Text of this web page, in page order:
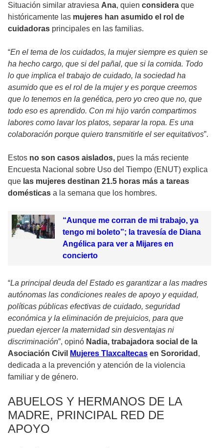
Situación similar atraviesa Ana, quien considera que
históricamente las mujeres han asumido el rol de
cuidadoras principales en las familias.
“En el tema de los cuidados, la mujer siempre es quien se
ha hecho cargo, que si del pañal, que si la comida. Todo
lo que implica el trabajo de cuidado, la sociedad ha
asumido que es el rol de la mujer y es porque creemos
que lo tenemos en la genética, pero yo creo que no, que
todo eso es aprendido. Con mi hijo varón compartimos
labores como lavar los platos, separar la ropa. Es una
colaboración porque quiero transmitirle el ser equitativos”.
Estos no son casos aislados, pues la más reciente
Encuesta Nacional sobre Uso del Tiempo (ENUT) explica
que las mujeres destinan 21.5 horas más a tareas
domésticas a la semana que los hombres.
“Aunque me corran de mi trabajo, ya
tengo mi boleto”; la travesía de Diana
Angélica para ver a Mijares en
concierto
“La principal deuda del Estado es garantizar a las madres
autónomas las condiciones reales de apoyo y equidad,
políticas públicas efectivas de cuidado, seguridad
económica y la eliminación de prejuicios, para que
puedan ejercer la maternidad sin desventajas ni
discriminación”, opinó Nadia, trabajadora social de la
Asociación Civil
Mujeres Tlaxcaltecas en Sororidad ,
dedicada a la prevención y atención de la violencia
familiar y de género.
ABUELOS Y HERMANOS DE LA
MADRE, PRINCIPAL RED DE
APOYO